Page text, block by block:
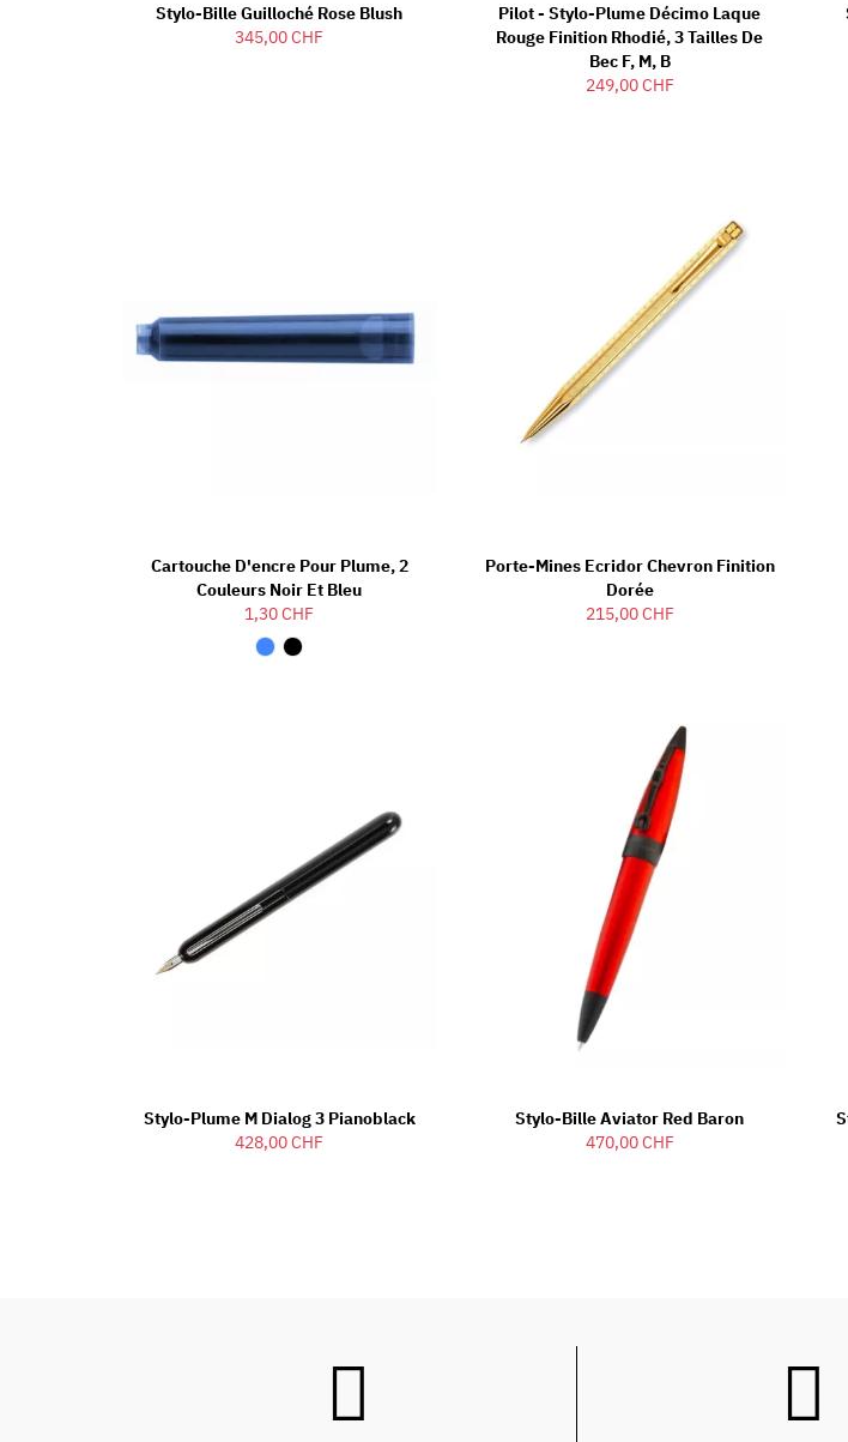
Stylo-Bille Guilloché Rose Blush
345,00 CHF
Pilot - Stylo-Plume Décimo Laque
Rouge Finition Rhodié, 3 Tailles De
Bec F, M, B
249,00 CHF
Cartouche D'encre Pour Plume, 2
Couleurs Noir Et Bleu
1,30 CHF
Porte-Mines Ecridor Chevron Finition
Dorée
215,00 CHF
Stylo-Plume M Dialog 3 Pianoblack
428,00 CHF
Stylo-Bille Aviator Red Baron
470,00 CHF